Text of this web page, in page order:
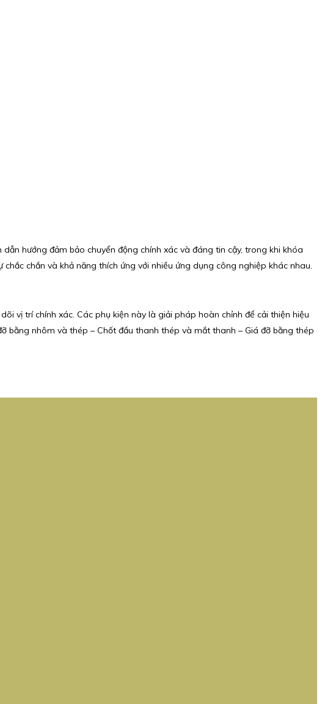
hướng đảm bảo chuyển động chính xác và đáng tin cậy, trong khi khóa
chắn và khả năng thích ứng với nhiều ứng dụng công nghiệp khác nhau.
vị trí chính xác. Các phụ kiện này là giải pháp hoàn chỉnh để cải thiện hiệu
bằng nhôm và thép – Chốt đầu thanh thép và mắt thanh – Giá đỡ bằng thép